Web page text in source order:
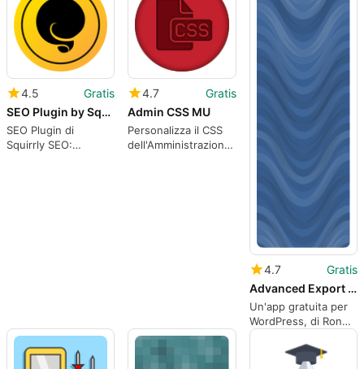
4.5
Gratis
SEO Plugin by Squirrly SEO
SEO Plugin di
Squirrly SEO:
4.7
Gratis
Admin CSS MU
Personalizza il CSS
dell'Amministrazione
4.7
Gratis
Advanced Export for WP amp WPMU
Un'app gratuita per
WordPress, di Ron
Rennick.